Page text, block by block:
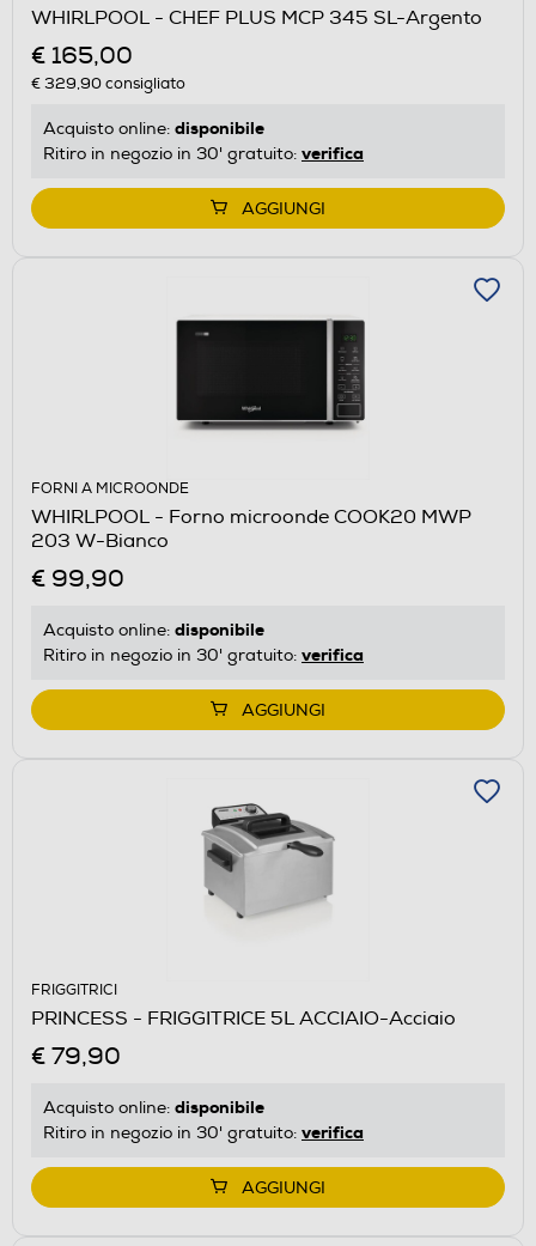
WHIRLPOOL - CHEF PLUS MCP 345 SL-Argento
€ 165,00
€ 329,90consigliato
Acquisto online: disponibile
Ritiro in negozio in 30' gratuito: verifica
AGGIUNGI
FORNI A MICROONDE
WHIRLPOOL - Forno microonde COOK20 MWP
203 W-Bianco
€ 99,90
Acquisto online: disponibile
Ritiro in negozio in 30' gratuito: verifica
AGGIUNGI
FRIGGITRICI
PRINCESS - FRIGGITRICE 5L ACCIAIO-Acciaio
€ 79,90
Acquisto online: disponibile
Ritiro in negozio in 30' gratuito: verifica
AGGIUNGI